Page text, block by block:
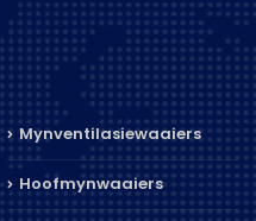
Mynventilasiewaaiers
Hoofmynwaaiers